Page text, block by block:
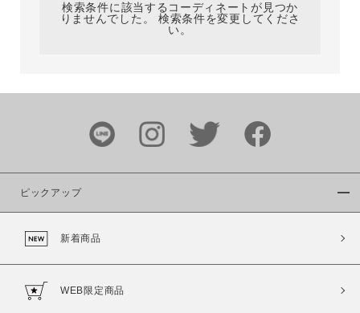
ブランド
カラー
検索条件に該当するコーディネートが見つか
りませんでした。 検索条件を変更してくださ
い。
ピックアップ
新着商品
WEB限定商品